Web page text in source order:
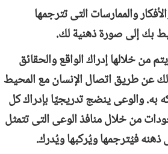
والممارسات التى تترجمها
بك إلى صورة ذهنية لك.
من خلالها إدراك الواقع والحقائق
عن طريق اتصال الإنسان مع المحيط
به. والوعى ينضج تدريجيًا بإدراك كل
من خلال منافذ الوعى التى تتمثل
فيُترجمها ويُركبها ويُدرك.